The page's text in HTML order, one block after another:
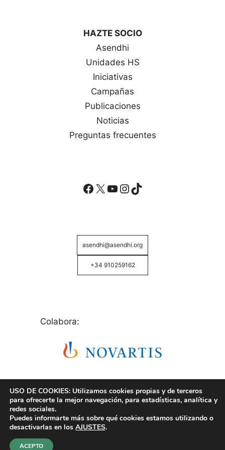
HAZTE SOCIO
Asendhi
Unidades HS
Iniciativas
Campañas
Publicaciones
Noticias
Preguntas frecuentes
Facebook
X YouTube
Instagram
TikTok
asendhi@asendhi.org
+34 910259162
Colabora:
© Copyright 2026 ASENDHI - Asociación de Enfermos
USO DE COOKIES: Utilizamos cookies propias y de terceros
para ofrecerte la mejor navegación, para estadísticas, analítica y
redes sociales.
Puedes informarte más sobre qué cookies estamos utilizando o
desactivarlas en los AJUSTES.
ACEPTO